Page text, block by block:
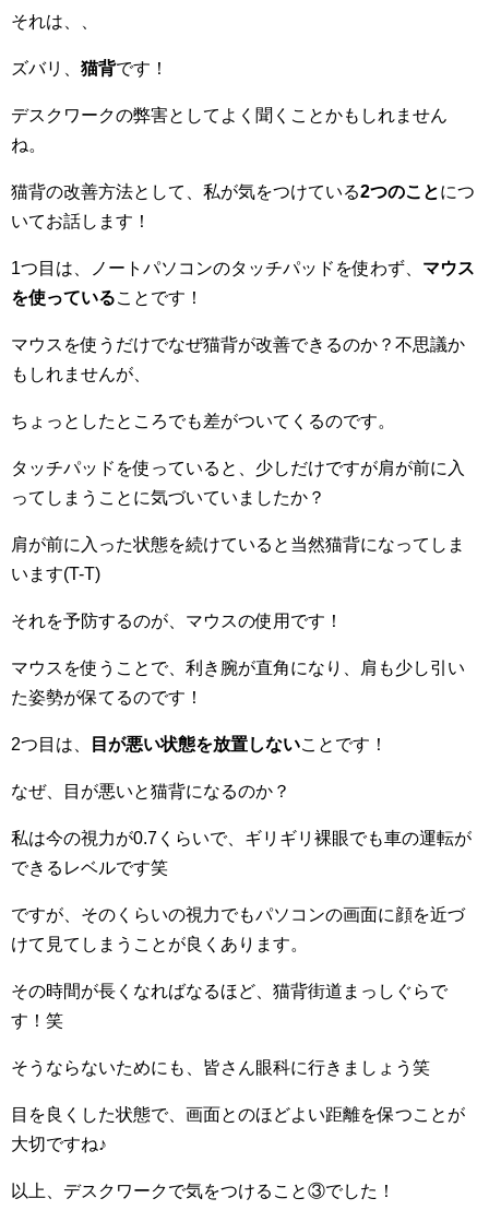
それは、、
ズバリ、 猫背です！
デスクワークの弊害としてよく聞くことかもしれません
ね。
猫背の改善方法として、私が気をつけている2つのことにつ
いてお話します！
1つ目は、ノートパソコンのタッチパッドを使わず、 マウス
を使っていることです！
マウスを使うだけでなぜ猫背が改善できるのか？不思議か
もしれませんが、
ちょっとしたところでも差がついてくるのです。
タッチパッドを使っていると、少しだけですが肩が前に入
ってしまうことに気づいていましたか？
肩が前に入った状態を続けていると当然猫背になってしま
います(T-T)
それを予防するのが、マウスの使用です！
マウスを使うことで、利き腕が直角になり、肩も少し引い
た姿勢が保てるのです！
2つ目は、 目が悪い状態を放置しないことです！
なぜ、目が悪いと猫背になるのか？
私は今の視力が0.7くらいで、ギリギリ裸眼でも車の運転が
できるレベルです笑
ですが、そのくらいの視力でもパソコンの画面に顔を近づ
けて見てしまうことが良くあります。
その時間が長くなればなるほど、猫背街道まっしぐらで
す！笑
そうならないためにも、皆さん眼科に行きましょう笑
目を良くした状態で、画面とのほどよい距離を保つことが
大切ですね♪
以上、デスクワークで気をつけること③でした！